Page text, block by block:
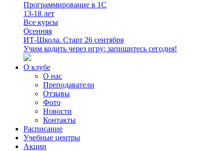
Программирование в 1С
13-18 лет
Все курсы
Осенняя
ИТ-Школа. Старт 26 сентября
Учим кодить через игру: запишитесь сегодня!
О клубе
О нас
Преподаватели
Отзывы
Фото
Новости
Контакты
Расписание
Учебные центры
Акции